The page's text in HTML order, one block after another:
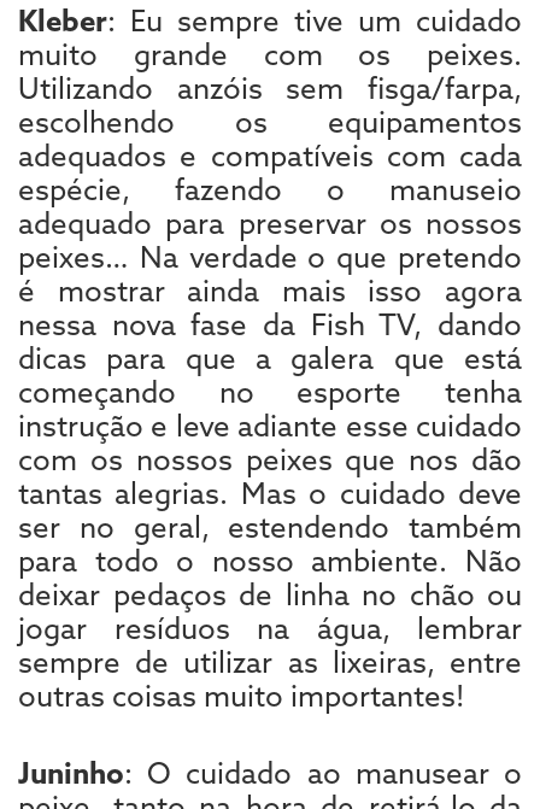
Kleber: Eu sempre tive um cuidado
muito grande com os peixes.
Utilizando anzóis sem fisga/farpa,
escolhendo os equipamentos
adequados e compatíveis com cada
espécie, fazendo o manuseio
adequado para preservar os nossos
peixes… Na verdade o que pretendo
é mostrar ainda mais isso agora
nessa nova fase da Fish TV, dando
dicas para que a galera que está
começando no esporte tenha
instrução e leve adiante esse cuidado
com os nossos peixes que nos dão
tantas alegrias. Mas o cuidado deve
ser no geral, estendendo também
para todo o nosso ambiente. Não
deixar pedaços de linha no chão ou
jogar resíduos na água, lembrar
sempre de utilizar as lixeiras, entre
outras coisas muito importantes!
Juninho: O cuidado ao manusear o